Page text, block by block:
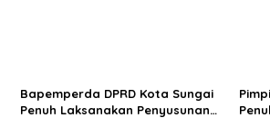
Bapemperda DPRD Kota Sungai
Penuh Laksanakan Penyusunan